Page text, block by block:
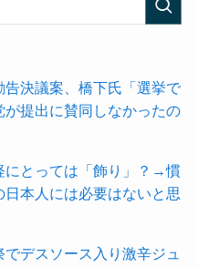
告決議案、橋下氏「選挙で
提出に賛同しなかったの
にとっては「飾り」？→慣
日本人には必要はないと思
デスソース入り激辛ジュ